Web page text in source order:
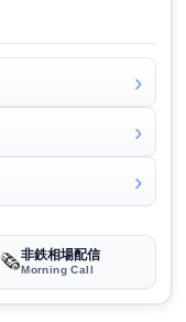
🗞️非鉄相場配信
Morning Call